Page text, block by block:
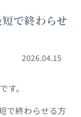
で終わらせ
2026.04.15
す。
で終わらせる方